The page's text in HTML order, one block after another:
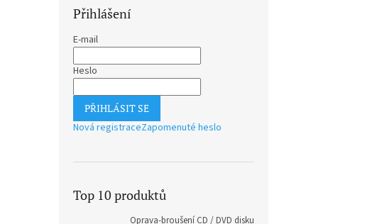
Přihlášení
E-mail
Heslo
PŘIHLÁSIT SE
Nová registraceZapomenuté heslo
Top 10 produktů
Oprava-broušení CD / DVD disku